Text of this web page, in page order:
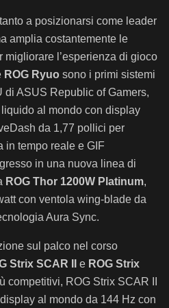
a posizionarsi come leader
amplia costantemente le
migliorare l’esperienza di gioco
ROG Ryuo sono i primi sistemi
di ASUS Republic of Gamers,
al mondo con display
da 1,77 pollici per
in tempo reale e GIF
in una nuova linea di
ROG Thor 1200W Platinum,
con ventola wing-blade da
Aura Sync.
sul palco nel corso
Strix SCAR II e ROG Strix
competitivi, ROG Strix SCAR II
al mondo da 144 Hz con